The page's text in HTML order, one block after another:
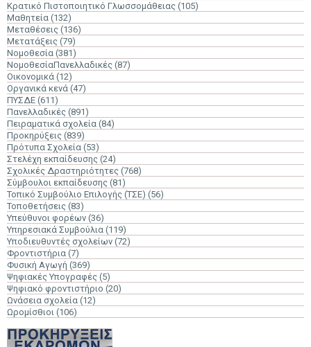
Κρατικό Πιστοποιητικό Γλωσσομάθειας (105)
Μαθητεία (132)
Μεταθέσεις (136)
Μετατάξεις (79)
Νομοθεσία (381)
ΝομοθεσίαΠανελλαδικές (87)
Οικονομικά (12)
Οργανικά κενά (47)
ΠΥΣΔΕ (611)
Πανελλαδικές (891)
Πειραματικά σχολεία (84)
Προκηρύξεις (839)
Πρότυπα Σχολεία (53)
Στελέχη εκπαίδευσης (24)
Σχολικές Δραστηριότητες (768)
Σύμβουλοι εκπαίδευσης (81)
Τοπικό Συμβούλιο Επιλογής (ΤΣΕ) (56)
Τοποθετήσεις (83)
Υπεύθυνοι φορέων (36)
Υπηρεσιακά Συμβούλια (119)
Υποδιευθυντές σχολείων (72)
Φροντιστήρια (7)
Φυσική Αγωγή (369)
Ψηφιακές Υπογραφές (5)
Ψηφιακό φροντιστήριο (20)
Ωνάσεια σχολεία (12)
Ωρομίσθιοι (106)